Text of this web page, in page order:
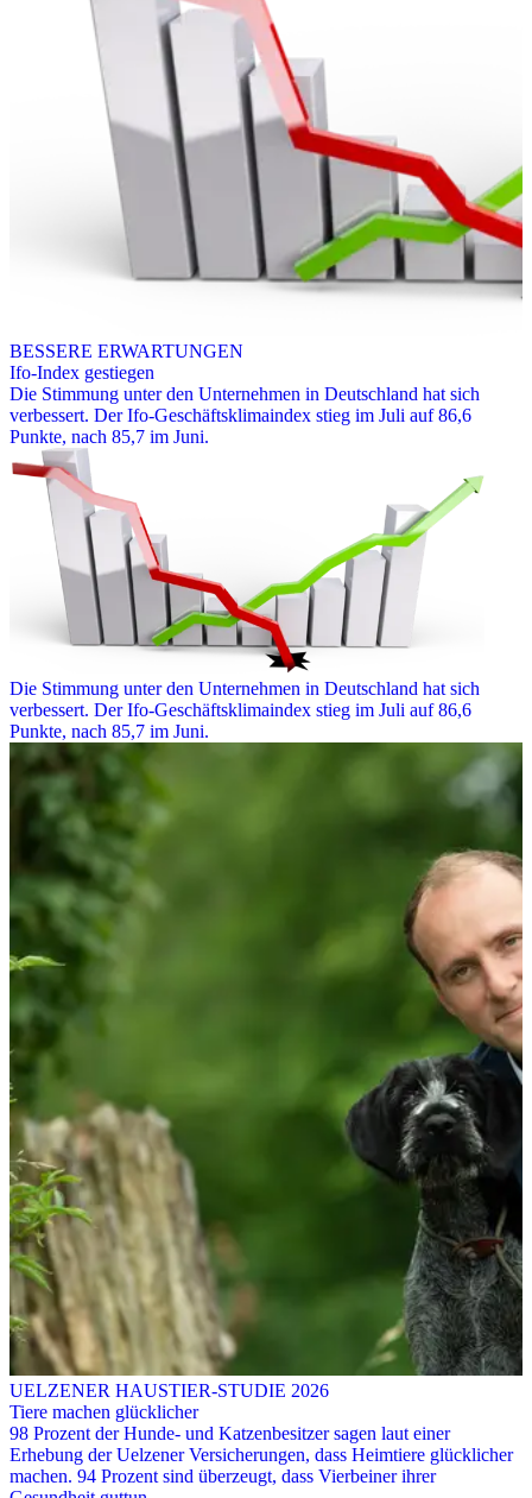
BESSERE ERWARTUNGEN
Ifo-Index gestiegen
Die Stimmung unter den Unternehmen in Deutschland hat sich
verbessert. Der Ifo-Geschäftsklimaindex stieg im Juli auf 86,6
Punkte, nach 85,7 im Juni.
Die Stimmung unter den Unternehmen in Deutschland hat sich
verbessert. Der Ifo-Geschäftsklimaindex stieg im Juli auf 86,6
Punkte, nach 85,7 im Juni.
UELZENER HAUSTIER-STUDIE 2026
Tiere machen glücklicher
98 Prozent der Hunde- und Katzenbesitzer sagen laut einer
Erhebung der Uelzener Versicherungen, dass Heimtiere glücklicher
machen. 94 Prozent sind überzeugt, dass Vierbeiner ihrer